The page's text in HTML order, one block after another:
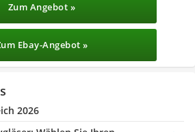
Zum Angebot »
Ebay-Angebot »
2026